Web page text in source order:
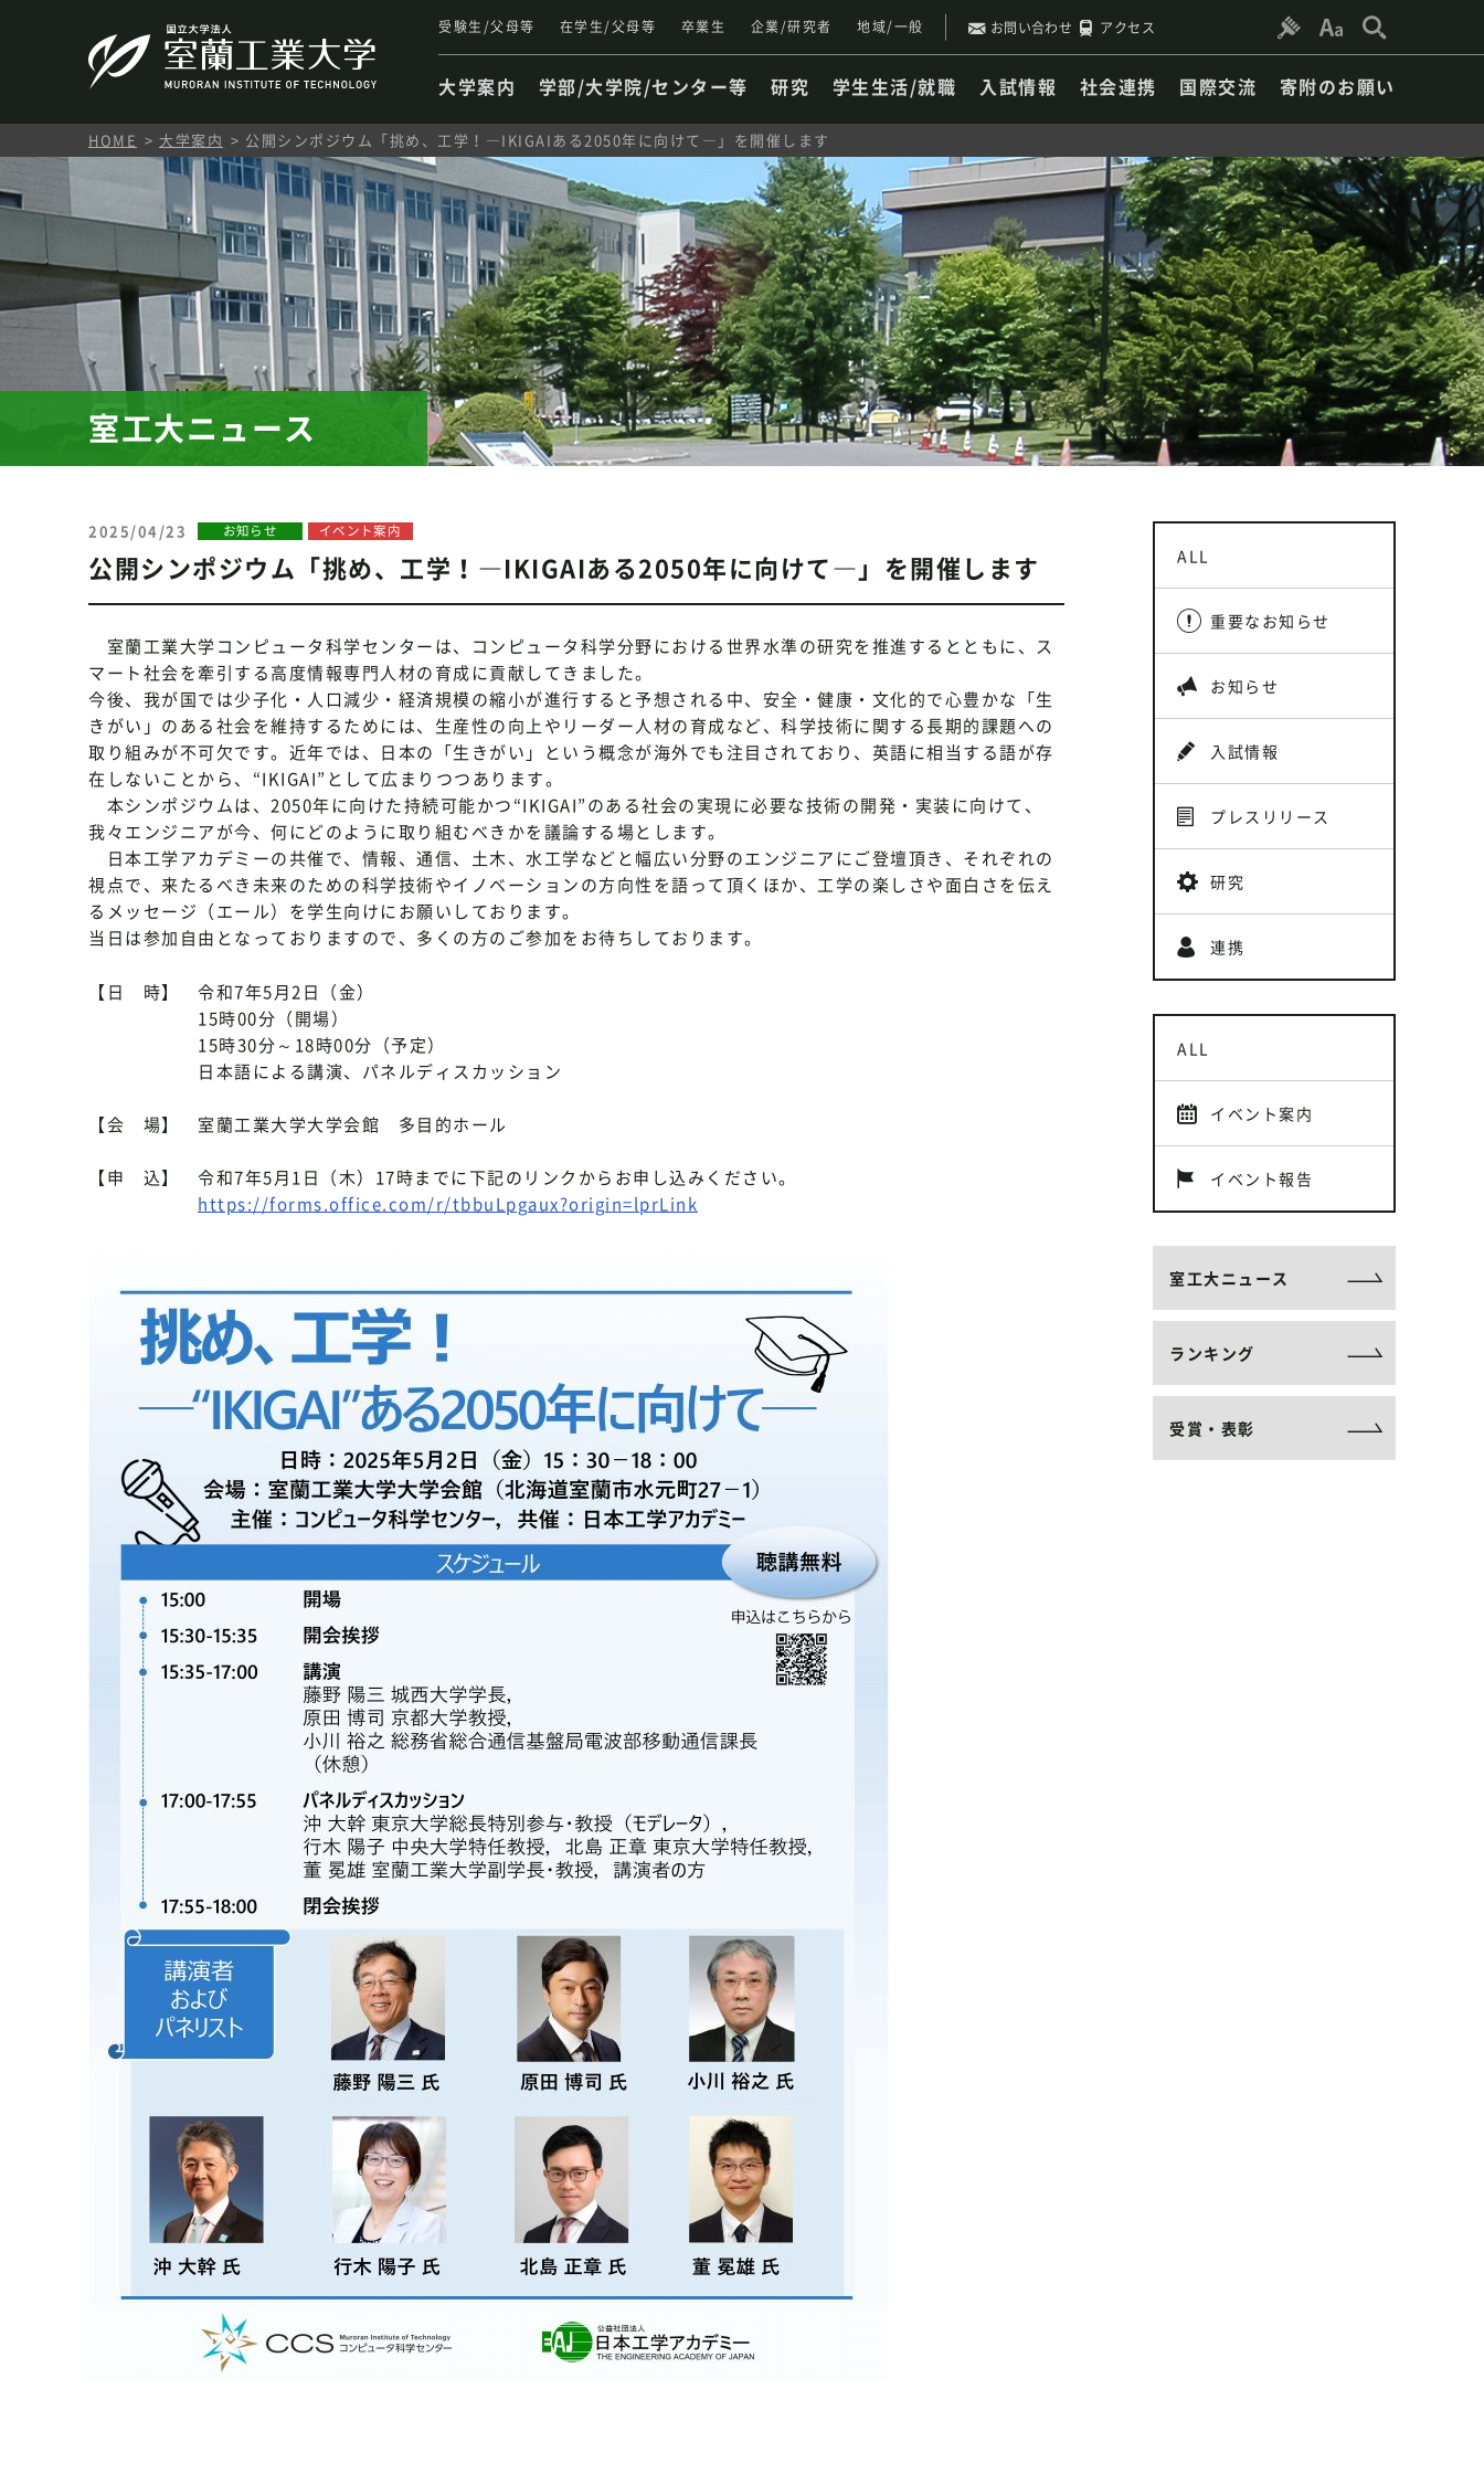
受験生/父母等 在学生/父母等 卒業生 企業/研究者 地域/一般 お問い合わせ アクセス
大学案内 学部/大学院/センター等 研究 学生生活/就職 入試情報 社会連携 国際交流 寄附のお願い
HOME 大学案内 公開シンポジウム「挑め、工学！―IKIGAIある2050年に向けて―」を開催します
室工大ニュース
2025/04/23 お知らせ イベント案内
公開シンポジウム「挑め、工学！―IKIGAIある2050年に向けて―」を開催します
室蘭工業大学コンピュータ科学センターは、コンピュータ科学分野における世界水準の研究を推進するとともに、ス
マート社会を牽引する高度情報専門人材の育成に貢献してきました。
今後、我が国では少子化・人口減少・経済規模の縮小が進行すると予想される中、安全・健康・文化的で心豊かな「生
きがい」のある社会を維持するためには、生産性の向上やリーダー人材の育成など、科学技術に関する長期的課題への
取り組みが不可欠です。近年では、日本の「生きがい」という概念が海外でも注目されており、英語に相当する語が存
在しないことから、“IKIGAI”として広まりつつあります。
本シンポジウムは、2050年に向けた持続可能かつ“IKIGAI”のある社会の実現に必要な技術の開発・実装に向けて、
我々エンジニアが今、何にどのように取り組むべきかを議論する場とします。
日本工学アカデミーの共催で、情報、通信、土木、水工学などと幅広い分野のエンジニアにご登壇頂き、それぞれの
視点で、来たるべき未来のための科学技術やイノベーションの方向性を語って頂くほか、工学の楽しさや面白さを伝え
るメッセージ（エール）を学生向けにお願いしております。
当日は参加自由となっておりますので、多くの方のご参加をお待ちしております。
【日 時】 令和7年5月2日（金）
15時00分（開場）
15時30分～18時00分（予定）
日本語による講演、パネルディスカッション
【会 場】 室蘭工業大学大学会館 多目的ホール
【申 込】 令和7年5月1日（木）17時までに下記のリンクからお申し込みください。
https://forms.office.com/r/tbbuLpgaux?origin=lprLink
ALL
重要なお知らせ
お知らせ
入試情報
プレスリリース
研究
連携
ALL
イベント案内
イベント報告
室工大ニュース
ランキング
受賞・表彰